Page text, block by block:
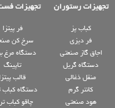
تجهیزات رستوران تجهیزات
کباب پز
فر دیزی
اجاق گاز صنعتی
دستگاه گریل
منقل ذغالی
کانتر گرم
هود صنعتی
فر پیتزا
سرخ کن
دستگاه مرغ
تاپینگ
قالب پیتزا
دستگاه کباب
چاقو کباب